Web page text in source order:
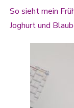
So sieht mein
Joghurt und